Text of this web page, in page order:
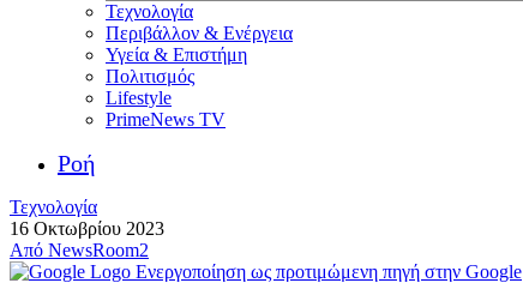
Τεχνολογία
Περιβάλλον & Ενέργεια
Υγεία & Επιστήμη
Πολιτισμός
Lifestyle
PrimeNews TV
Ροή
Τεχνολογία
16 Οκτωβρίου 2023
Από NewsRoom2
Ενεργοποίηση ως προτιμώμενη πηγή στην Google